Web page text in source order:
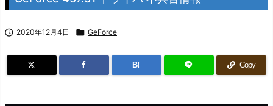
 2020年12月4日  GeForce
B! Copy